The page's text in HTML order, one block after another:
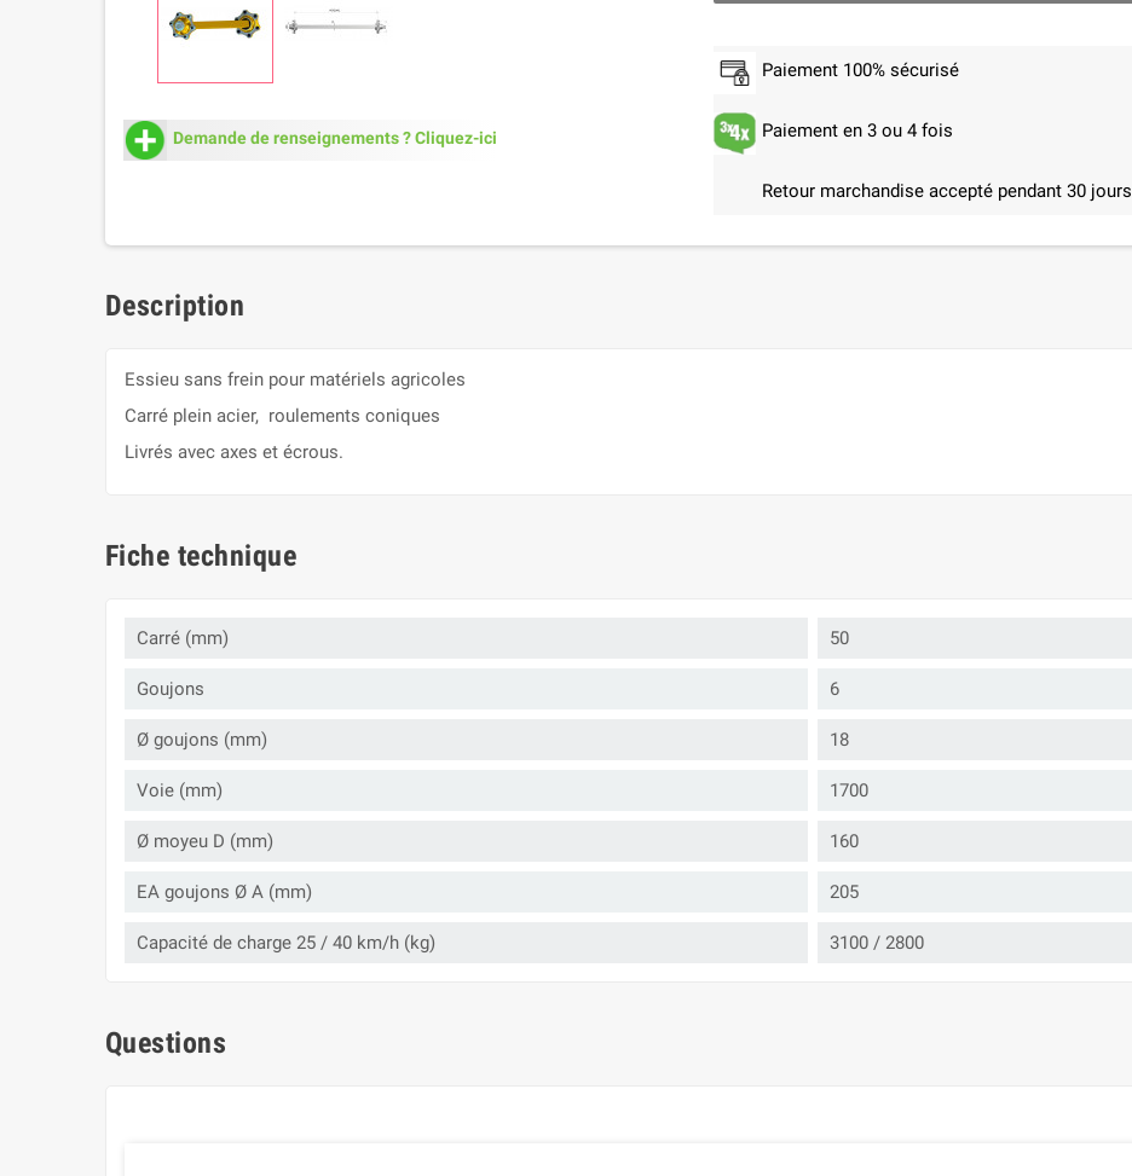
Demande de renseignements ? Cliquez-ici
Paiement 100% sécurisé
Paiement en 3 ou 4 fois
Retour marchandise accepté pendant 30 jours
Description
Essieu sans frein pour matériels agricoles
Carré plein acier, roulements coniques
Livrés avec axes et écrous.
Fiche technique
Carré (mm) 50
Goujons 6
Ø goujons (mm) 18
Voie (mm) 1700
Ø moyeu D (mm) 160
EA goujons Ø A (mm) 205
Capacité de charge 25 / 40 km/h (kg) 3100 / 2800
Questions